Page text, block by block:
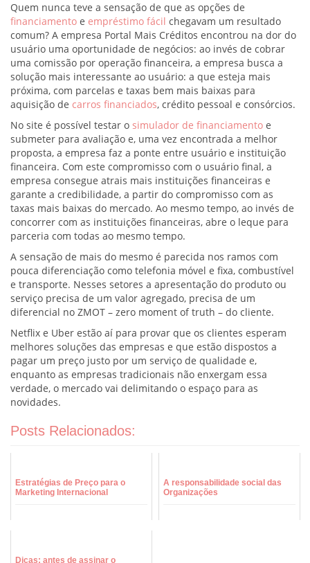
Quem nunca teve a sensação de que as opções de
financiamento e empréstimo fácil chegavam um resultado
comum? A empresa Portal Mais Créditos encontrou na dor do
usuário uma oportunidade de negócios: ao invés de cobrar
uma comissão por operação financeira, a empresa busca a
solução mais interessante ao usuário: a que esteja mais
próxima, com parcelas e taxas bem mais baixas para
aquisição de carros financiados, crédito pessoal e consórcios.
No site é possível testar o simulador de financiamento e
submeter para avaliação e, uma vez encontrada a melhor
proposta, a empresa faz a ponte entre usuário e instituição
financeira. Com este compromisso com o usuário final, a
empresa consegue atrais mais instituições financeiras e
garante a credibilidade, a partir do compromisso com as
taxas mais baixas do mercado. Ao mesmo tempo, ao invés de
concorrer com as instituições financeiras, abre o leque para
parceria com todas ao mesmo tempo.
A sensação de mais do mesmo é parecida nos ramos com
pouca diferenciação como telefonia móvel e fixa, combustível
e transporte. Nesses setores a apresentação do produto ou
serviço precisa de um valor agregado, precisa de um
diferencial no ZMOT – zero moment of truth – do cliente.
Netflix e Uber estão aí para provar que os clientes esperam
melhores soluções das empresas e que estão dispostos a
pagar um preço justo por um serviço de qualidade e,
enquanto as empresas tradicionais não enxergam essa
verdade, o mercado vai delimitando o espaço para as
novidades.
Posts Relacionados:
Estratégias de Preço para o
Marketing Internacional
A responsabilidade social das
Organizações
Dicas: antes de assinar o